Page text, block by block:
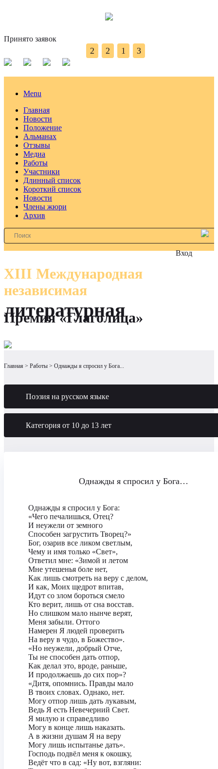
Принято заявок
2 2 1 3
Menu
Главная
Новости
Положение
Альманах
Отзывы
Медиа
Работы
Участники
Длинный список
Короткий список
Новости
Члены жюри
Архив
Вход
XIII Международная
независимая
литературная
Премия «Глаголица»
Главная Работы Однажды я спросил у Бога...
Поэзия на русском языке
Категория от 10 до 13 лет
Однажды я спросил у Бога…
Однажды я спросил у Бога:
«Чего печалишься, Отец?
И неужели от земного
Способен загрустить Творец?»
Бог, озарив все ликом светлым,
Чему и имя только «Свет»,
Ответил мне: «Зимой и летом
Мне утешенья боле нет,
Как лишь смотреть на веру с делом,
И как, Моих щедрот впитав,
Идут со злом бороться смело
Кто верит, лишь от сна восстав.
Но слишком мало нынче верят,
Меня забыли. Оттого
Намерен Я людей проверить
На веру в чудо, в Божество».
«Но неужели, добрый Отче,
Ты не способен дать отпор,
Как делал это, вроде, раньше,
И продолжаешь до сих пор»?
«Дитя, опомнись. Правды мало
В твоих словах. Однако, нет.
Могу отпор лишь дать лукавым,
Ведь Я есть Невечерний Свет.
Я милую и справедливо
Могу в конце лишь наказать.
А в жизни душам Я на веру
Могу лишь испытанье дать».
Господь подвёл меня к окошку,
Ведёт что в сад: «Ну вот, взгляни: